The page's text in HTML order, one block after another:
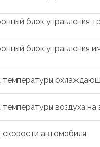
блок управления
блок управления
температуры
температуры воздуха на
скорости автомобиля